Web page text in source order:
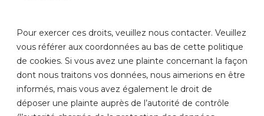
Pour exercer ces droits, veuillez nous contacter. Veuillez
vous référer aux coordonnées au bas de cette politique
de cookies. Si vous avez une plainte concernant la façon
dont nous traitons vos données, nous aimerions en être
informés, mais vous avez également le droit de
déposer une plainte auprès de l’autorité de contrôle